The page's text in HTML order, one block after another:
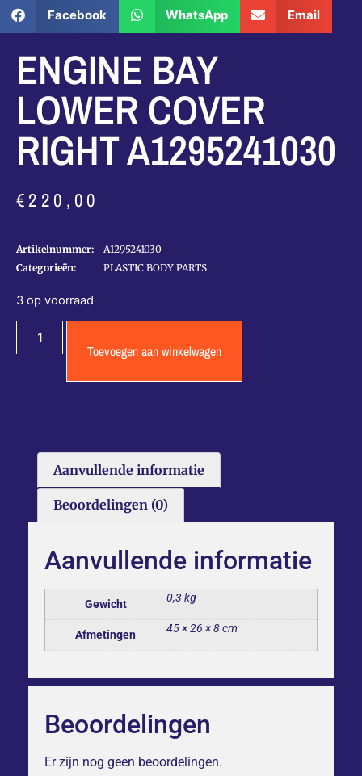
Facebook WhatsApp Email
ENGINE BAY
LOWER COVER
RIGHT A1295241030
€220,00
Artikelnummer:
A1295241030
Categorieën:
PLASTIC BODY PARTS
3 op voorraad
Toevoegen aan winkelwagen
Aanvullende informatie
Beoordelingen (0)
Aanvullende informatie
Gewicht 0,3 kg
Afmetingen 45 × 26 × 8 cm
Beoordelingen
Er zijn nog geen beoordelingen.